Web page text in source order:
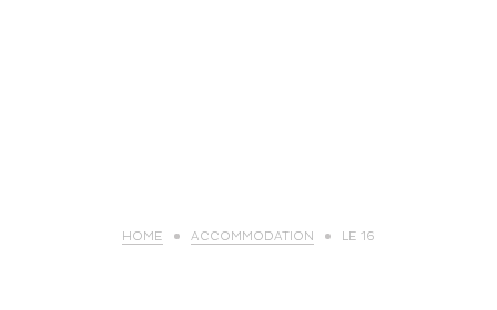
HOME ACCOMMODATION LE 16